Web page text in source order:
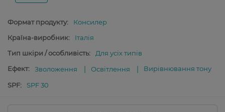
Формат продукту:
Консилер
Країна-виробник:
Італія
Тип шкіри / особливість:
Для усіх типів
Ефект:
Зволоження Освітлення Вирівнювання тону
SPF: SPF 30